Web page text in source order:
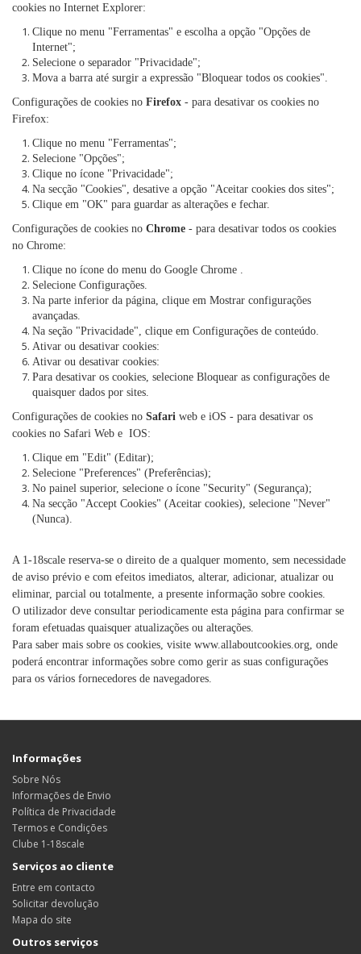
cookies no Internet Explorer:
Clique no menu "Ferramentas" e escolha a opção "Opções de
Internet";
Selecione o separador "Privacidade";
Mova a barra até surgir a expressão "Bloquear todos os cookies".
Configurações de cookies no Firefox - para desativar os cookies no
Firefox:
Clique no menu "Ferramentas";
Selecione "Opções";
Clique no ícone "Privacidade";
Na secção "Cookies", desative a opção "Aceitar cookies dos sites";
Clique em "OK" para guardar as alterações e fechar.
Configurações de cookies no Chrome - para desativar todos os cookies
no Chrome:
Clique no ícone do menu do Google Chrome .
Selecione Configurações.
Na parte inferior da página, clique em Mostrar configurações
avançadas.
Na seção "Privacidade", clique em Configurações de conteúdo.
Ativar ou desativar cookies:
Ativar ou desativar cookies:
Para desativar os cookies, selecione Bloquear as configurações de
quaisquer dados por sites.
Configurações de cookies no Safari web e iOS - para desativar os
cookies no Safari Web e IOS:
Clique em "Edit" (Editar);
Selecione "Preferences" (Preferências);
No painel superior, selecione o ícone "Security" (Segurança);
Na secção "Accept Cookies" (Aceitar cookies), selecione "Never"
(Nunca).
A 1-18scale reserva-se o direito de a qualquer momento, sem necessidade
de aviso prévio e com efeitos imediatos, alterar, adicionar, atualizar ou
eliminar, parcial ou totalmente, a presente informação sobre cookies.
O utilizador deve consultar periodicamente esta página para confirmar se
foram efetuadas quaisquer atualizações ou alterações.
Para saber mais sobre os cookies, visite www.allaboutcookies.org, onde
poderá encontrar informações sobre como gerir as suas configurações
para os vários fornecedores de navegadores.
Informações
Sobre Nós
Informações de Envio
Política de Privacidade
Termos e Condições
Clube 1-18scale
Serviços ao cliente
Entre em contacto
Solicitar devolução
Mapa do site
Outros serviços